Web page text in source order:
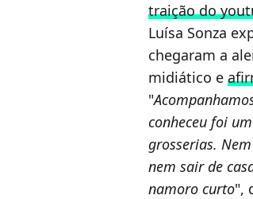
traição do
Luísa Sonza
chegaram a
midiático e
"
conheceu foi
grosserias.
nem sair de
namoro curto",